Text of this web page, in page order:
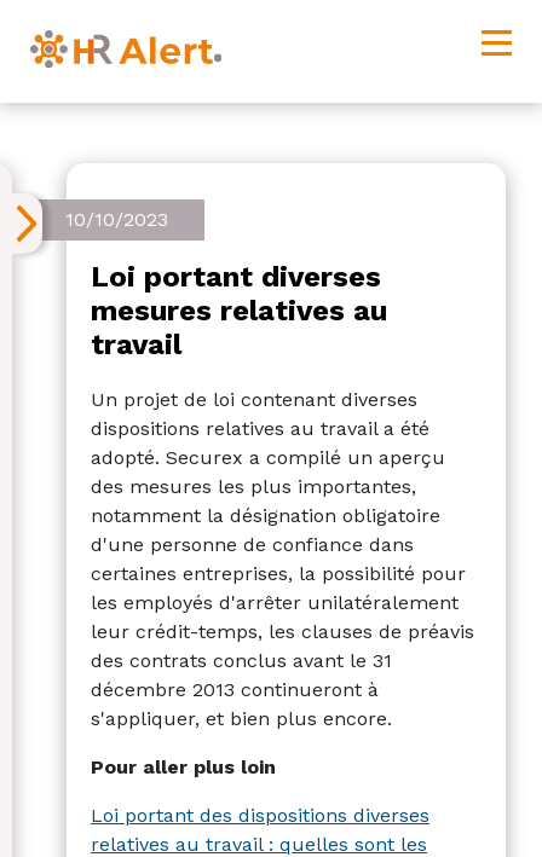
10/10/2023
Loi portant diverses
mesures relatives au
travail
Un projet de loi contenant diverses
dispositions relatives au travail a été
adopté. Securex a compilé un aperçu
des mesures les plus importantes,
notamment la désignation obligatoire
d'une personne de confiance dans
certaines entreprises, la possibilité pour
les employés d'arrêter unilatéralement
leur crédit-temps, les clauses de préavis
des contrats conclus avant le 31
décembre 2013 continueront à
s'appliquer, et bien plus encore.
Pour aller plus loin
Loi portant des dispositions diverses
relatives au travail : quelles sont les